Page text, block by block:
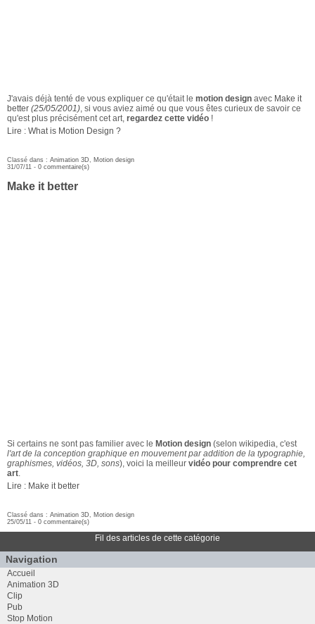
J'avais déjà tenté de vous expliquer ce qu'était le motion design avec Make it
better (25/05/2001), si vous aviez aimé ou que vous êtes curieux de savoir ce
qu'est plus précisément cet art, regardez cette vidéo !
Lire : What is Motion Design ?
Classé dans : Animation 3D, Motion design
31/07/11 - 0 commentaire(s)
Make it better
Si certains ne sont pas familier avec le Motion design (selon wikipedia, c'est
l'art de la conception graphique en mouvement par addition de la typographie,
graphismes, vidéos, 3D, sons), voici la meilleur vidéo pour comprendre cet
art.
Lire : Make it better
Classé dans : Animation 3D, Motion design
25/05/11 - 0 commentaire(s)
Fil des articles de cette catégorie
Navigation
Accueil
Animation 3D
Clip
Pub
Stop Motion